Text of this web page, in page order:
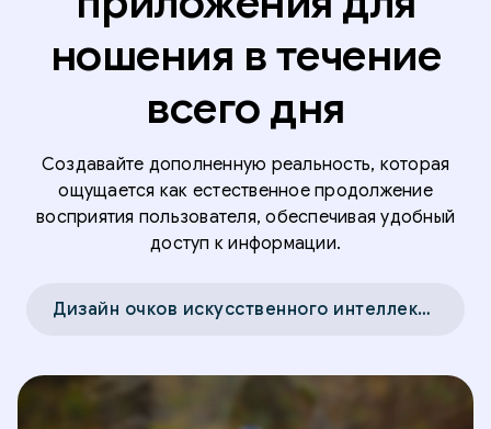
ношения в течение
всего дня
Создавайте дополненную реальность, которая
ощущается как естественное продолжение
восприятия пользователя, обеспечивая удобный
доступ к информации.
Дизайн очков искусственного интеллекта →